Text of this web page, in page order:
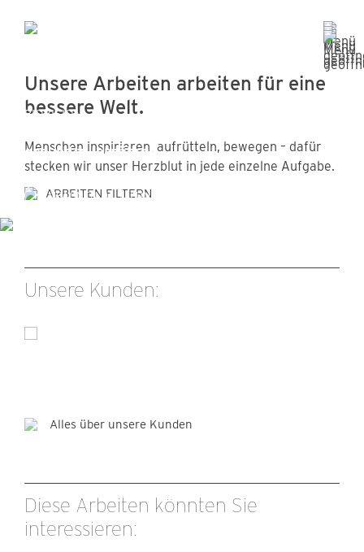
BIOVISION
gesund zu ernähren
KAMPAGNEN FUNDRAISING
Unsere Arbeiten arbeiten für eine
bessere Welt.
Menschen inspirieren, aufrütteln, bewegen – dafür
stecken wir unser Herzblut in jede einzelne Aufgabe.
ARBEITEN FILTERN
Unsere Kunden:
Alles über unsere Kunden
Diese Arbeiten könnten Sie
interessieren: